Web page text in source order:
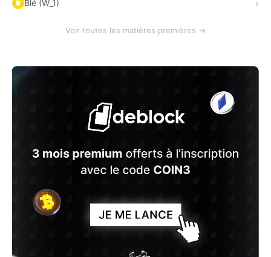
Blé (W_1)
Voir toutes les matières premières →